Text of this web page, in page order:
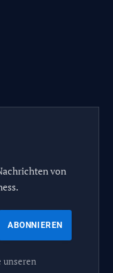
von
unseren